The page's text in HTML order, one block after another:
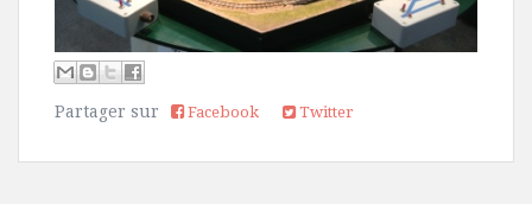
Partager sur Facebook Twitter